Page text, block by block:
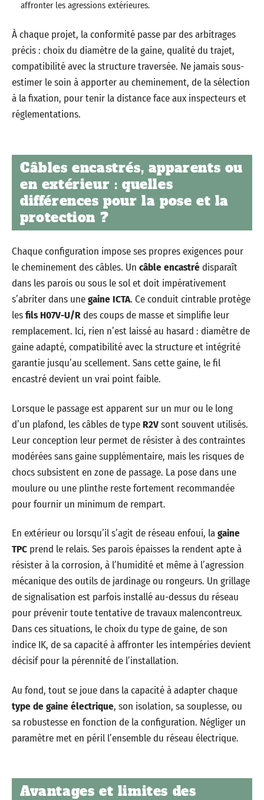
affronter les agressions extérieures.
À chaque projet, la conformité passe par des arbitrages
précis : choix du diamètre de la gaine, qualité du trajet,
compatibilité avec la structure traversée. Ne jamais sous-
estimer le soin à apporter au cheminement, de la sélection
à la fixation, pour tenir la distance face aux inspecteurs et
réglementations.
Câbles encastrés, apparents ou
en extérieur : quelles
différences pour la pose et la
protection ?
Chaque configuration impose ses propres exigences pour
le cheminement des câbles. Un câble encastrédisparaît
dans les parois ou sous le sol et doit impérativement
s’abriter dans unegaine ICTA. Ce conduit cintrable protège
lesfils H07V-U/Rdes coups de masse et simplifie leur
remplacement. Ici, rien n’est laissé au hasard : diamètre de
gaine adapté, compatibilité avec la structure et intégrité
garantie jusqu’au scellement. Sans cette gaine, le fil
encastré devient un vrai point faible.
Lorsque le passage est apparent sur un mur ou le long
d’un plafond, les câbles de type R2Vsont souvent utilisés.
Leur conception leur permet de résister à des contraintes
modérées sans gaine supplémentaire, mais les risques de
chocs subsistent en zone de passage. La pose dans une
moulure ou une plinthe reste fortement recommandée
pour fournir un minimum de rempart.
En extérieur ou lorsqu’il s’agit de réseau enfoui, lagaine
TPC prend le relais. Ses parois épaisses la rendent apte à
résister à la corrosion, à l’humidité et même à l’agression
mécanique des outils de jardinage ou rongeurs. Un grillage
de signalisation est parfois installé au-dessus du réseau
pour prévenir toute tentative de travaux malencontreux.
Dans ces situations, le choix du type de gaine, de son
indice IK, de sa capacité à affronter les intempéries devient
décisif pour la pérennité de l’installation.
Au fond, tout se joue dans la capacité à adapter chaque
type de gaine électrique, son isolation, sa souplesse, ou
sa robustesse en fonction de la configuration. Négliger un
paramètre met en péril l’ensemble du réseau électrique.
Avantages et limites des